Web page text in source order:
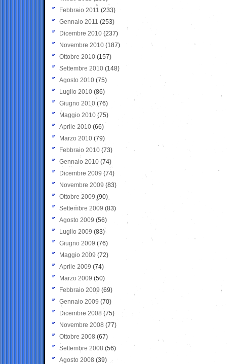
Febbraio 2011 (233)
Gennaio 2011 (253)
Dicembre 2010 (237)
Novembre 2010 (187)
Ottobre 2010 (157)
Settembre 2010 (148)
Agosto 2010 (75)
Luglio 2010 (86)
Giugno 2010 (76)
Maggio 2010 (75)
Aprile 2010 (66)
Marzo 2010 (79)
Febbraio 2010 (73)
Gennaio 2010 (74)
Dicembre 2009 (74)
Novembre 2009 (83)
Ottobre 2009 (90)
Settembre 2009 (83)
Agosto 2009 (56)
Luglio 2009 (83)
Giugno 2009 (76)
Maggio 2009 (72)
Aprile 2009 (74)
Marzo 2009 (50)
Febbraio 2009 (69)
Gennaio 2009 (70)
Dicembre 2008 (75)
Novembre 2008 (77)
Ottobre 2008 (67)
Settembre 2008 (56)
Agosto 2008 (39)